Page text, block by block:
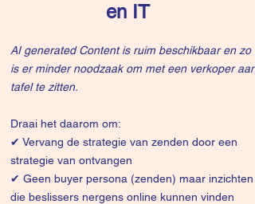
en IT
AI generated Content is ruim beschikbaar en zo
is er minder noodzaak om met een verkoper aan
tafel te zitten.
Draai het daarom om:
✔ Vervang de strategie van zenden door een
strategie van ontvangen
✔ Geen buyer persona (zenden) maar inzichten
die beslissers nergens online kunnen vinden